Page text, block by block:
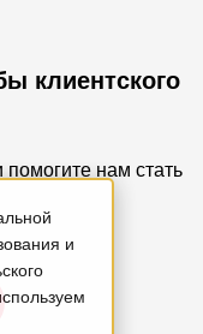
клиентского
нам стать
и